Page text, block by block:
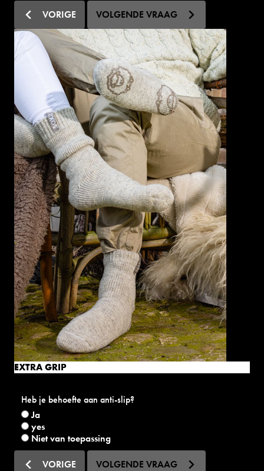
VORIGE VOLGENDE VRAAG
EXTRA GRIP
Heb je behoefte aan anti-slip?
Ja
yes
Niet van toepassing
VORIGE VOLGENDE VRAAG